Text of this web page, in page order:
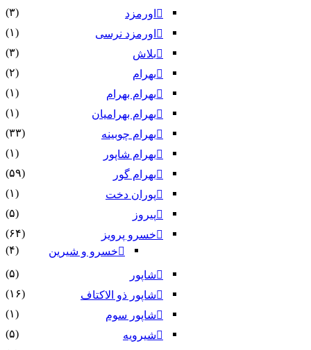
اورمزد
(۳)
اورمزد نرسى‏
(۱)
بلاش
(۳)
بهرام
(۲)
بهرام بهرام
(۱)
بهرام بهرامیان‏
(۱)
بهرام چوبینه
(۳۳)
بهرام شاپور
(۱)
بهرام گور
(۵۹)
پوران دخت
(۱)
پیروز
(۵)
خسرو پرویز
(۶۴)
خسرو و شیرین
(۴)
شاپور
(۵)
شاپور ذو الاکتاف
(۱۶)
شاپور سوم‏
(۱)
شیرویه
(۵)